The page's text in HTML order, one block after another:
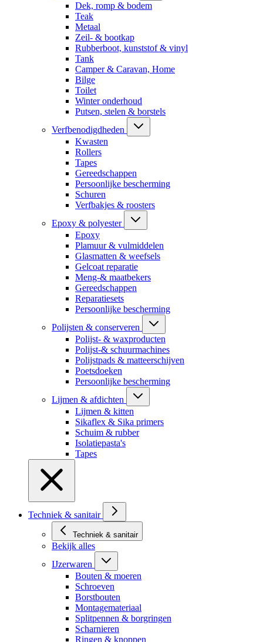
Dek, romp & bodem
Teak
Metaal
Zeil- & bootkap
Rubberboot, kunststof & vinyl
Tank
Camper & Caravan, Home
Bilge
Toilet
Winter onderhoud
Putsen, stelen & borstels
Verfbenodigdheden
Kwasten
Rollers
Tapes
Gereedschappen
Persoonlijke bescherming
Schuren
Verfbakjes & roosters
Epoxy & polyester
Epoxy
Plamuur & vulmiddelen
Glasmatten & weefsels
Gelcoat reparatie
Meng-& maatbekers
Gereedschappen
Reparatiesets
Persoonlijke bescherming
Polijsten & conserveren
Polijst- & waxproducten
Polijst-& schuurmachines
Polijstpads & matteerschijven
Poetsdoeken
Persoonlijke bescherming
Lijmen & afdichten
Lijmen & kitten
Sikaflex & Sika primers
Schuim & rubber
Isolatiepasta's
Tapes
Techniek & sanitair
Techniek & sanitair
Bekijk alles
IJzerwaren
Bouten & moeren
Schroeven
Borstbouten
Montagemateriaal
Splitpennen & borgringen
Scharnieren
Ringen & knoppen